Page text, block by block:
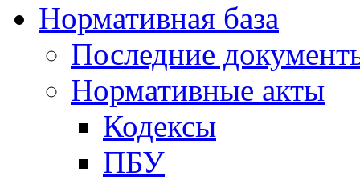
Нормативная база
Последние
Нормативные акты
Кодексы
ПБУ